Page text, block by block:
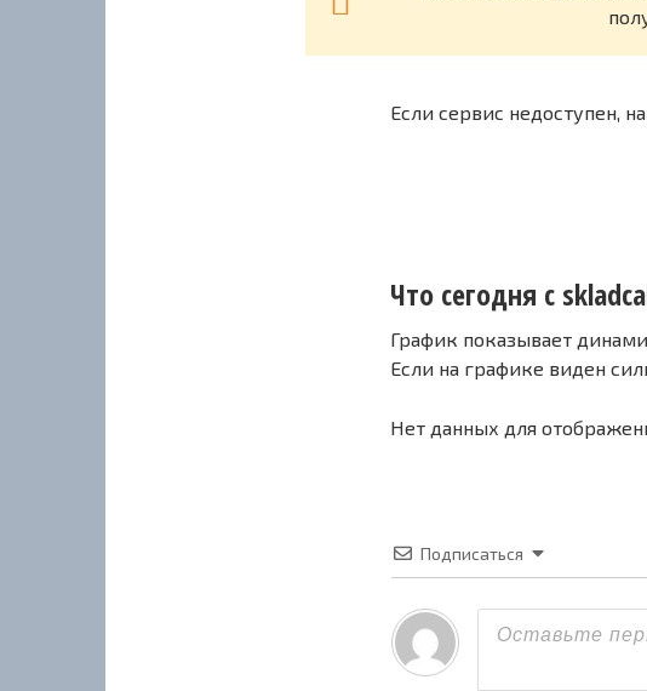
Если сервис недоступен,
Что сегодня с
График показывает
Если на графике виден
Нет данных для
Подписаться